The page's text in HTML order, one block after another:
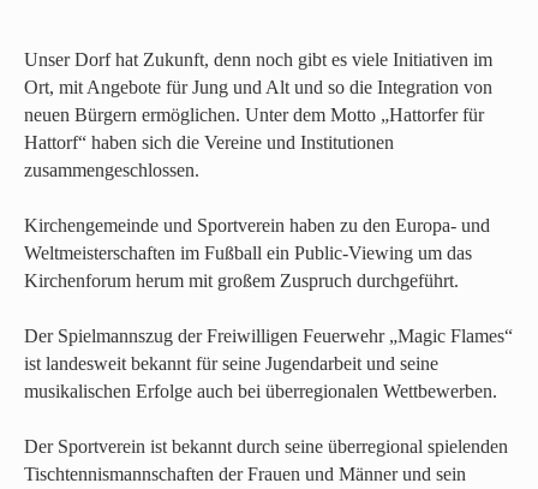
Unser Dorf hat Zukunft, denn noch gibt es viele Initiativen im
Ort, mit Angebote für Jung und Alt und so die Integration von
neuen Bürgern ermöglichen. Unter dem Motto „Hattorfer für
Hattorf“ haben sich die Vereine und Institutionen
zusammengeschlossen.
Kirchengemeinde und Sportverein haben zu den Europa- und
Weltmeisterschaften im Fußball ein Public-Viewing um das
Kirchenforum herum mit großem Zuspruch durchgeführt.
Der Spielmannszug der Freiwilligen Feuerwehr „Magic Flames“
ist landesweit bekannt für seine Jugendarbeit und seine
musikalischen Erfolge auch bei überregionalen Wettbewerben.
Der Sportverein ist bekannt durch seine überregional spielenden
Tischtennismannschaften der Frauen und Männer und sein